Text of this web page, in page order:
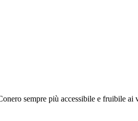
sempre più accessibile e fruibile